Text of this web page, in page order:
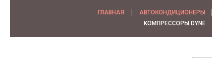
ГЛАВНАЯ
АВТОКОНДИЦИОНЕРЫ
КОМПРЕССОРЫ DYNE